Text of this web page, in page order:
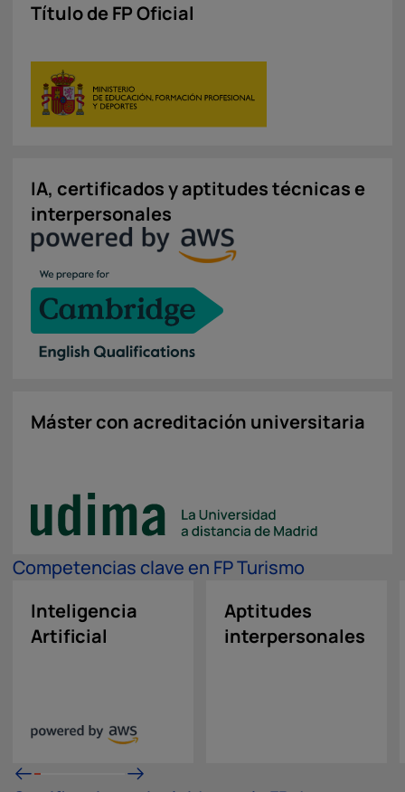
Título de FP Oficial
IA, certificados y aptitudes técnicas e
interpersonales
Máster con acreditación universitaria
Competencias clave en FP Turismo
Inteligencia
Artificial
Aptitudes
interpersonales